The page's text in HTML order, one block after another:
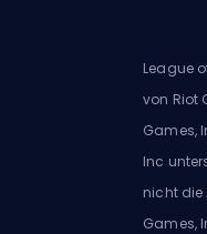
League
von Riot
Games,
Inc
nicht die
Games,